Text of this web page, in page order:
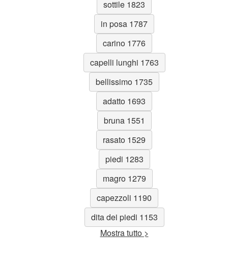
sottile 1823
in posa 1787
carino 1776
capelli lunghi 1763
bellissimo 1735
adatto 1693
bruna 1551
rasato 1529
piedi 1283
magro 1279
capezzoli 1190
dita dei piedi 1153
Mostra tutto >